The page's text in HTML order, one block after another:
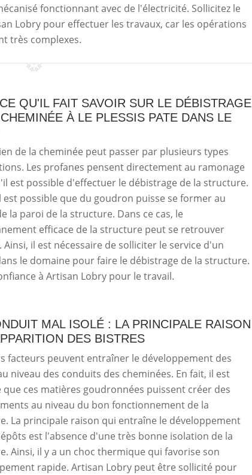
fonctionnant avec de l'électricité. Sollicitez le
Lobry pour effectuer les travaux, car les opérations
très complexes.
QU'IL FAIT SAVOIR SUR LE DÉBISTRAGE
À LE PLESSIS PATE DANS LE
de la cheminée peut passer par plusieurs types
Les profanes pensent directement au ramonage
est possible d'effectuer le débistrage de la structure.
est possible que du goudron puisse se former au
la paroi de la structure. Dans ce cas, le
efficace de la structure peut se retrouver
Ainsi, il est nécessaire de solliciter le service d'un
le domaine pour faire le débistrage de la structure.
à Artisan Lobry pour le travail.
MAL ISOLÉ : LA PRINCIPALE RAISON
DES BISTRES
facteurs peuvent entraîner le développement des
niveau des conduits des cheminées. En fait, il est
que ces matières goudronnées puissent créer des
au niveau du bon fonctionnement de la
La principale raison qui entraîne le développement
est l'absence d'une très bonne isolation de la
Ainsi, il y a un choc thermique qui favorise son
rapide. Artisan Lobry peut être sollicité pour